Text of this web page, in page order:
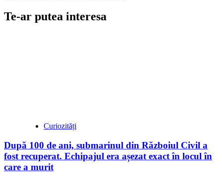
Te-ar putea interesa
Curiozități
După 100 de ani, submarinul din Războiul Civil a
fost recuperat. Echipajul era așezat exact în locul în
care a murit